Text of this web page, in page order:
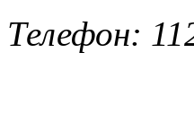
Телефон: